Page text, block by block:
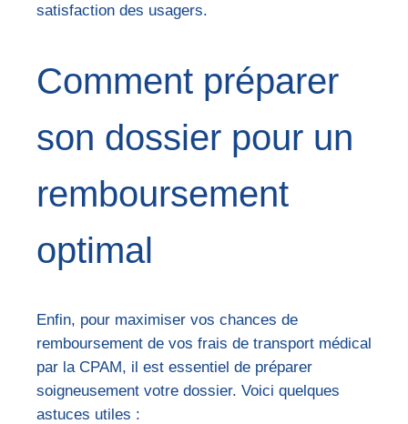
satisfaction des usagers.
Comment préparer
son dossier pour un
remboursement
optimal
Enfin, pour maximiser vos chances de
remboursement de vos frais de transport médical
par la CPAM, il est essentiel de préparer
soigneusement votre dossier. Voici quelques
astuces utiles :